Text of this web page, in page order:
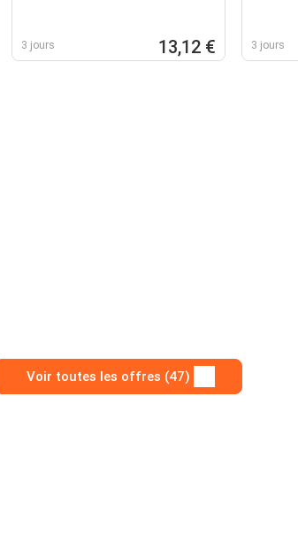
3 jours 13,12 € 3 jours
Voir toutes les offres (47)